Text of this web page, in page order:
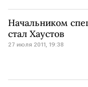
Начальником
стал Хаустов
27 июля 2011, 19:38